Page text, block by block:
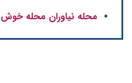
محله نیاوران محله